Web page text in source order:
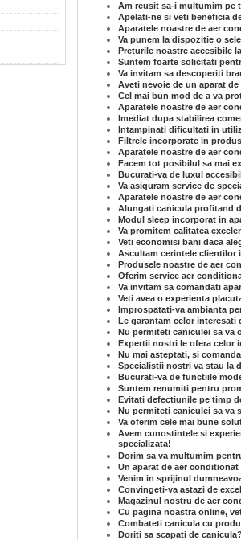
Am reusit sa-i multumim pe
Apelati-ne si veti beneficia
Aparatele noastre de aer
Va punem la dispozitie o
Preturile noastre accesibile
Suntem foarte solicitati
Va invitam sa descoperiti
Aveti nevoie de un aparat
Cel mai bun mod de a va
Aparatele noastre de aer
Imediat dupa stabilirea
Intampinati dificultati in
Filtrele incorporate in
Aparatele noastre de aer
Facem tot posibilul sa mai
Bucurati-va de luxul
Va asiguram service de
Aparatele noastre de aer
Alungati canicula profitand
Modul sleep incorporat in
Va promitem calitatea
Veti economisi bani daca
Ascultam cerintele clientilor
Produsele noastre de aer
Oferim service aer
Va invitam sa comandati
Veti avea o experienta
Improspatati-va ambianta
Le garantam celor
Nu permiteti caniculei sa va
Expertii nostri le ofera celor
Nu mai asteptati, si
Specialistii nostri va stau la
Bucurati-va de functiile
Suntem renumiti pentru
Evitati defectiunile pe timp
Nu permiteti caniculei sa va
Va oferim cele mai bune
Avem cunostintele si
specializata!
Dorim sa va multumim
Un aparat de aer
Venim in sprijinul
Convingeti-va astazi de
Magazinul nostru de aer
Cu pagina noastra online,
Combateti canicula cu
Doriti sa scapati de